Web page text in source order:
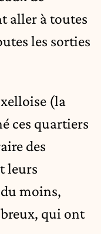
aller à toutes
les sorties
(la
ces quartiers
des
leurs
moins,
qui ont